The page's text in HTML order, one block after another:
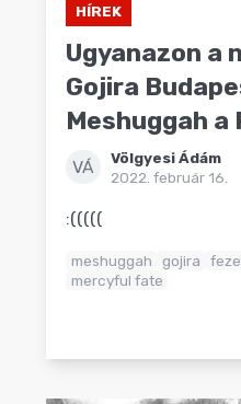
HÍREK
Ugyanazon a
Gojira
Meshuggah a
VÁ
Völgyesi Ádám
2022. február 16.
:(((((
meshuggah gojira
mercyful fate